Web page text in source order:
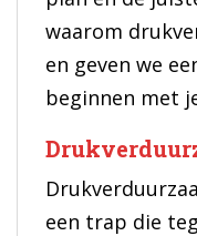
waarom
en geven we
beginnen met
een trap die